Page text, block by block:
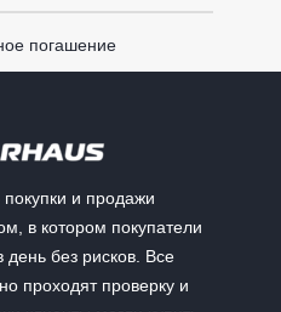
погашение
и продажи
в котором покупатели
без рисков. Все
проходят проверку и